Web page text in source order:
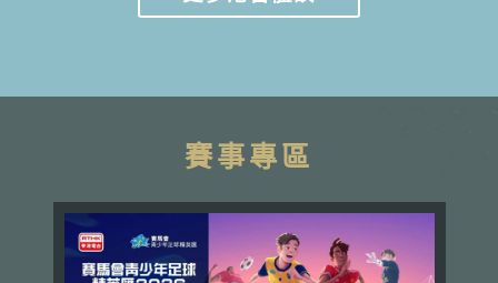
賽事專區